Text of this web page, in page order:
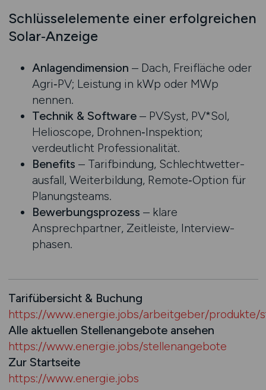
Schlüsselelemente einer erfolgreichen
Solar‑Anzeige
Anlagen­dimension – Dach, Freifläche oder
Agri‑PV; Leistung in kWp oder MWp
nennen.
Technik & Software– PVSyst, PV*Sol,
Helioscope, Drohnen‑Inspektion;
verdeutlicht Professionalität.
Benefits – Tarifbindung, Schlechtwetter­
ausfall, Weiterbildung, Remote‑Option für
Planungsteams.
Bewerbungs­prozess – klare
Ansprechpartner, Zeitleiste, Interview­
phasen.
Tarifübersicht & Buchung
https://www.energie.jobs/arbeitgeber/produkte/
Alle aktuellen Stellenangebote ansehen
https://www.energie.jobs/stellenangebote
Zur Startseite
https://www.energie.jobs